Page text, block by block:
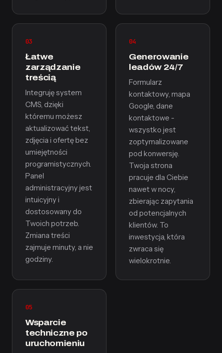
03
Łatwe
zarządzanie
treścią
Integruję system
CMS, dzięki
któremu możesz
aktualizować tekst,
zdjęcia i ofertę bez
umiejętności
programistycznych.
Panel
administracyjny jest
intuicyjny i
dostosowany do
Twoich potrzeb.
Zmiana treści
zajmuje minuty, a nie
godziny.
04
Generowanie
leadów 24/7
Formularz
kontaktowy, mapa
Google, dane
kontaktowe -
wszystko jest
zoptymalizowane
pod konwersję.
Twoja strona
pracuje dla Ciebie
nawet w nocy,
zbierając zapytania
od potencjalnych
klientów. To
inwestycja, która
zwraca się
wielokrotnie.
05
Wsparcie
techniczne po
uruchomieniu